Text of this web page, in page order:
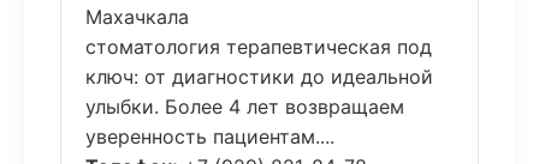
Махачкала
стоматология терапевтическая под
ключ: от диагностики до идеальной
улыбки. Более 4 лет возвращаем
уверенность пациентам....